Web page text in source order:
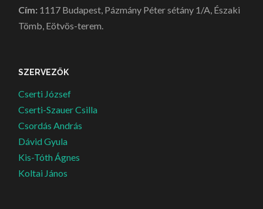
Cím: 1117 Budapest, Pázmány Péter sétány 1/A, Északi
Tömb, Eötvös-terem.
SZERVEZŐK
Cserti József
Cserti-Szauer Csilla
Csordás András
Dávid Gyula
Kis-Tóth Ágnes
Koltai János